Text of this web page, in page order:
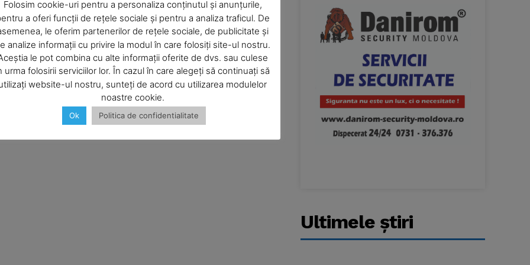
Company
About
Contact us
Subscription Plans
My account
Ultimele ştiri
Folosim cookie-uri pentru a personaliza conținutul și anunțurile,
a oferi funcții de rețele sociale și pentru a analiza traficul. De
le oferim partenerilor de rețele sociale, de publicitate și
analize informații cu privire la modul în care folosiți site-ul nostru.
le pot combina cu alte informații oferite de dvs. sau culese
urma folosirii serviciilor lor. În cazul în care alegeți să continuați să
website-ul nostru, sunteți de acord cu utilizarea modulelor
noastre cookie.
Ok Politica de confidentialitate